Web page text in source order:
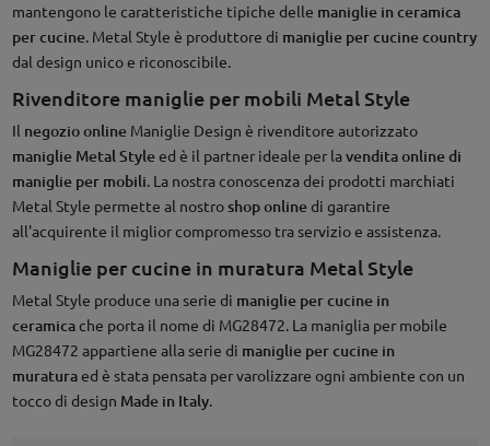
mantengono le caratteristiche tipiche delle maniglie in ceramica
per cucine. Metal Style è produttore di maniglie per cucine country
dal design unico e riconoscibile.
Rivenditore maniglie per mobili Metal Style
Il negozio onlineManiglie Design è rivenditore autorizzato
maniglie Metal Styleed è il partner ideale per lavendita online di
maniglie per mobili. La nostra conoscenza dei prodotti marchiati
Metal Style permette al nostroshop onlinedi garantire
all'acquirente il miglior compromesso tra servizio e assistenza.
Maniglie per cucine in muratura Metal Style
Metal Style produce una serie di maniglie per cucine in
ceramicache porta il nome di MG28472. La maniglia per mobile
MG28472 appartiene alla serie di maniglie per cucine in
muraturaed è stata pensata per varolizzare ogni ambiente con un
tocco di design Made in Italy.